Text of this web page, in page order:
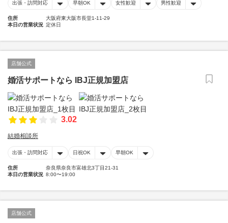
出張・訪問対応 早朝OK 女性歓迎 男性歓迎
住所
大阪府東大阪市長堂1-11-29
本日の営業状況 定休日
店舗公式
婚活サポートなら IBJ正規加盟店
3.02
結婚相談所
出張・訪問対応 日祝OK 早朝OK
住所
奈良県奈良市富雄北3丁目21-31
本日の営業状況 8:00〜19:00
店舗公式